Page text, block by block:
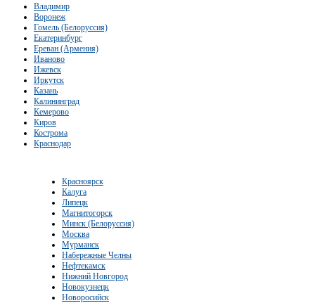
Владимир
Воронеж
Гомель (Белоруссия)
Екатеринбург
Ереван (Армения)
Иваново
Ижевск
Иркутск
Казань
Калининград
Кемерово
Киров
Кострома
Краснодар
Красноярск
Калуга
Липецк
Магнитогорск
Минск (Белоруссия)
Москва
Мурманск
Набережные Челны
Нефтекамск
Нижний Новгород
Новокузнецк
Новоросийск